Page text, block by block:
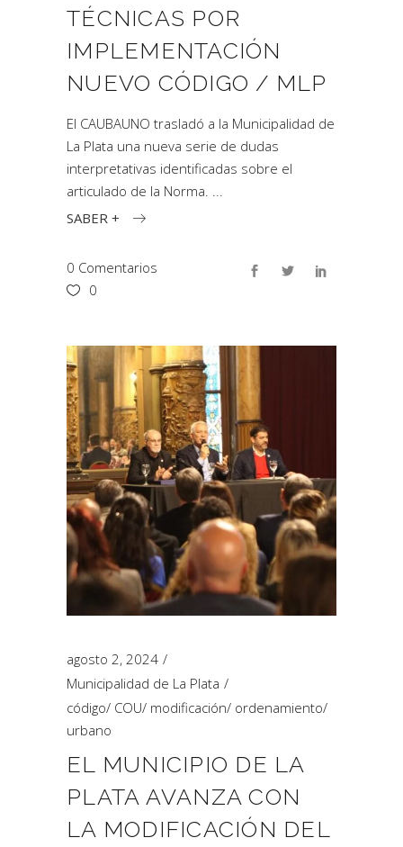
TÉCNICAS POR
IMPLEMENTACIÓN
NUEVO CÓDIGO / MLP
El CAUBAUNO trasladó a la Municipalidad de
La Plata una nueva serie de dudas
interpretativas identificadas sobre el
articulado de la Norma.
SABER +
0 Comentarios
0
agosto 2, 2024
Municipalidad de La Plata
código/ COU/ modificación/ ordenamiento/
urbano
EL MUNICIPIO DE LA
PLATA AVANZA CON
LA MODIFICACIÓN DEL